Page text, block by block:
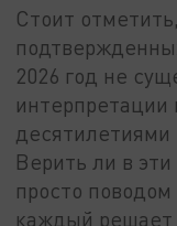
Стоит
2026 год не
интерпретации
десятилетиями
Верить ли в
просто
каждый решает